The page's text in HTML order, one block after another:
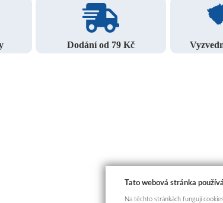
Dodání od 79 Kč
Tato webová stránka
Na těchto stránkách fungují